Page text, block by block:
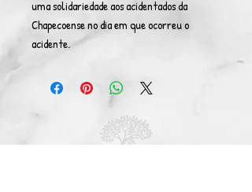
uma solidariedade aos acidentados da
Chapecoense no dia em que ocorreu o
acidente.